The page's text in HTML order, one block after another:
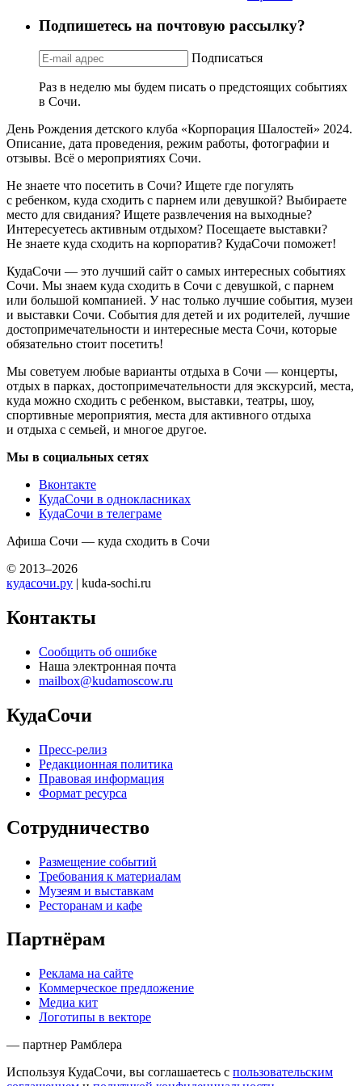
Подпишетесь на почтовую рассылку?
Подписаться
Раз в неделю мы будем писать о предстоящих событиях
в Сочи.
День Рождения детского клуба «Корпорация Шалостей» 2024.
Описание, дата проведения, режим работы, фотографии и
отзывы. Всё о мероприятиях Сочи.
Не знаете что посетить в Сочи? Ищете где погулять
с ребенком, куда сходить с парнем или девушкой? Выбираете
место для свидания? Ищете развлечения на выходные?
Интересуетесь активным отдыхом? Посещаете выставки?
Не знаете куда сходить на корпоратив? КудаСочи поможет!
КудаСочи — это лучший сайт о самых интересных событиях
Сочи. Мы знаем куда сходить в Сочи с девушкой, с парнем
или большой компанией. У нас только лучшие события, музеи
и выставки Сочи. События для детей и их родителей, лучшие
достопримечательности и интересные места Сочи, которые
обязательно стоит посетить!
Мы советуем любые варианты отдыха в Сочи — концерты,
отдых в парках, достопримечательности для экскурсий, места,
куда можно сходить с ребенком, выставки, театры, шоу,
спортивные мероприятия, места для активного отдыха
и отдыха с семьей, и многое другое.
Мы в социальных сетях
Вконтакте
КудаСочи в однокласниках
КудаСочи в телеграме
Афиша Сочи — куда сходить в Сочи
© 2013–2026
кудасочи.ру | kuda-sochi.ru
Контакты
Сообщить об ошибке
Наша электронная почта
mailbox@kudamoscow.ru
КудаСочи
Пресс-релиз
Редакционная политика
Правовая информация
Формат ресурса
Сотрудничество
Размещение событий
Требования к материалам
Музеям и выставкам
Ресторанам и кафе
Партнёрам
Реклама на сайте
Коммерческое предложение
Медиа кит
Логотипы в векторе
— партнер Рамблера
Используя КудаСочи, вы соглашаетесь с пользовательским